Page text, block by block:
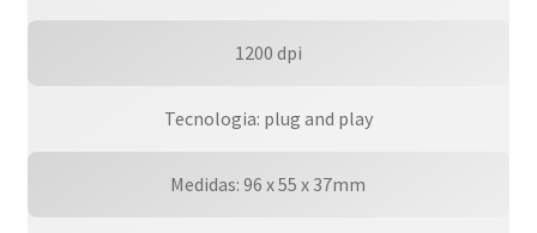
1200 dpi
Tecnologia: plug and play
Medidas: 96 x 55 x 37mm